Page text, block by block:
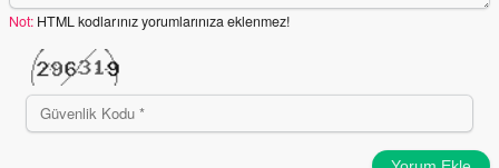
Not: HTML kodlarınız yorumlarınıza eklenmez!